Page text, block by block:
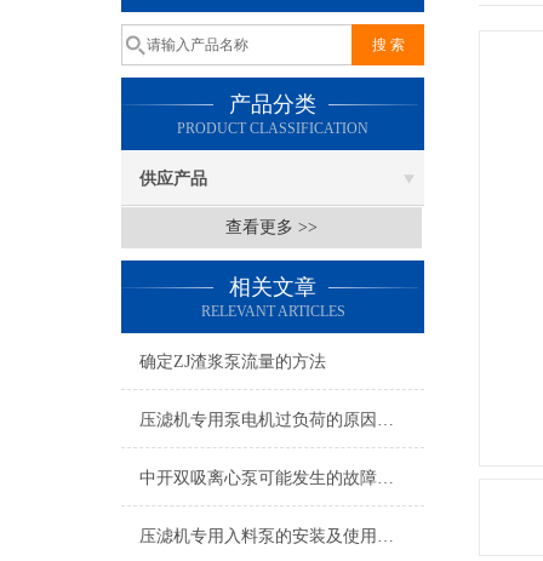
产品分类
PRODUCT CLASSIFICATION
供应产品
查看更多 >>
相关文章
RELEVANT ARTICLES
确定ZJ渣浆泵流量的方法
压滤机专用泵电机过负荷的原因是什么？
中开双吸离心泵可能发生的故障及排除方法
压滤机专用入料泵的安装及使用说明